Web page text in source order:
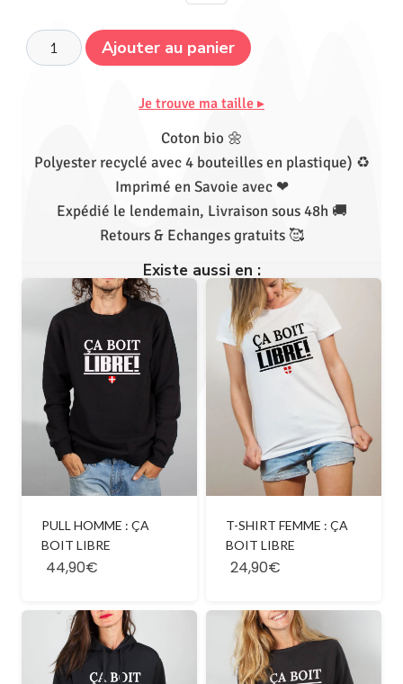
Ajouter au panier
Je trouve ma taille ▸
Coton bio 🌼
Polyester recyclé avec 4 bouteilles en plastique) ♻
Imprimé en Savoie avec ❤
Expédié le lendemain, Livraison sous 48h 🚚
Retours & Echanges gratuits 🥰
Existe aussi en :
PULL HOMME : ÇA
BOIT LIBRE
44,90€
T-SHIRT FEMME : ÇA
BOIT LIBRE
24,90€